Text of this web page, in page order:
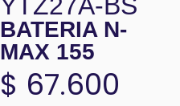
BATERIA N-
MAX 155
$ 67.600